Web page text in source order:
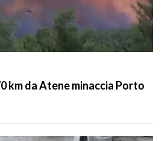
km da Atene minaccia Porto